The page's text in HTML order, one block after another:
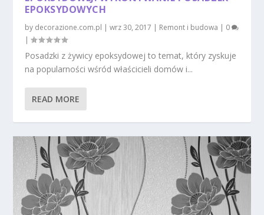
EPOKSYDOWYCH
by decorazione.com.pl |wrz 30, 2017 | Remont i budowa | 0
|
Posadzki z żywicy epoksydowej to temat, który zyskuje
na popularności wśród właścicieli domów i...
READ MORE